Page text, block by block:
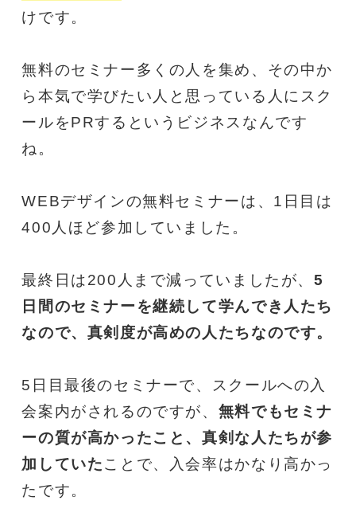
けです。
無料のセミナー多くの人を集め、その中か
ら本気で学びたい人と思っている人にスク
ールをPRするというビジネスなんです
ね。
WEBデザインの無料セミナーは、1日目は
400人ほど参加していました。
最終日は200人まで減っていましたが、 5
日間のセミナーを継続して学んでき人たち
なので、 真剣度が高めの人たちなのです。
5日目最後のセミナーで、スクールへの入
会案内がされるのですが、 無料でもセミナ
ーの質が高かったこと、真剣な人たちが参
加していたことで、入会率はかなり高かっ
たです。